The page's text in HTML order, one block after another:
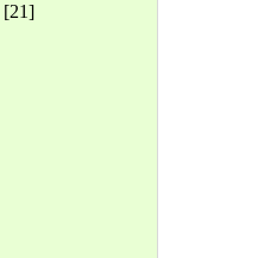
[21]